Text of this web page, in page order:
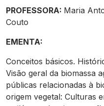
PROFESSORA: Maria
Couto
EMENTA:
Conceitos básicos.
Visão geral da biomassa
públicas relacionadas à
origem vegetal: Culturas